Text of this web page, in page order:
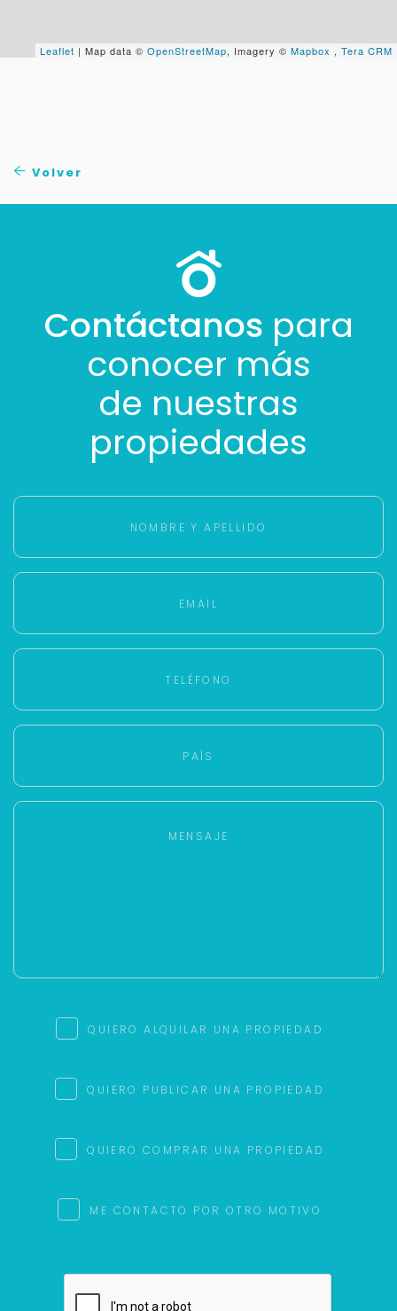
Leaflet | Map data © OpenStreetMap, Imagery © Mapbox , Tera CRM
Volver
Contáctanos para
conocer más
de nuestras
propiedades
QUIERO ALQUILAR UNA PROPIEDAD
QUIERO PUBLICAR UNA PROPIEDAD
QUIERO COMPRAR UNA PROPIEDAD
ME CONTACTO POR OTRO MOTIVO
Buscamos darte la mejor experiencia.
más rápido.